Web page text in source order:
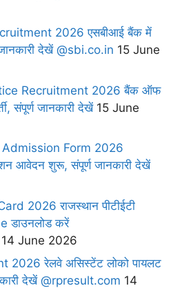
2026 एसबीआई बैंक में
जानकारी देखें @sbi.co.in 15 June
Recruitment 2026 बैंक ऑफ
संपूर्ण जानकारी देखें15 June
Form 2026
आवेदन शुरू, संपूर्ण जानकारी देखें
2026 राजस्थान पीटीईटी
डाउनलोड करें
14 June 2026
रेलवे असिस्टेंट लोको पायलट
देखें @rpresult.com 14